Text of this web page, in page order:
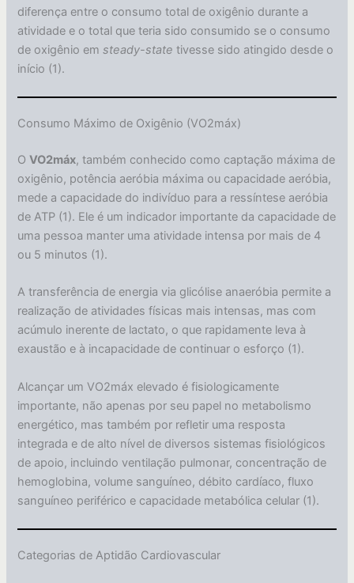
diferença entre o consumo total de oxigênio durante a
atividade e o total que teria sido consumido se o consumo
de oxigênio emsteady-state tivesse sido atingido desde o
início (1).
Consumo Máximo de Oxigênio (VO2máx)
OVO2máx, também conhecido como captação máxima de
oxigênio, potência aeróbia máxima ou capacidade aeróbia,
mede a capacidade do indivíduo para a ressíntese aeróbia
de ATP (1). Ele é um indicador importante da capacidade de
uma pessoa manter uma atividade intensa por mais de 4
ou 5 minutos (1).
A transferência de energia via glicólise anaeróbia permite a
realização de atividades físicas mais intensas, mas com
acúmulo inerente de lactato, o que rapidamente leva à
exaustão e à incapacidade de continuar o esforço (1).
Alcançar um VO2máx elevado é fisiologicamente
importante, não apenas por seu papel no metabolismo
energético, mas também por refletir uma resposta
integrada e de alto nível de diversos sistemas fisiológicos
de apoio, incluindo ventilação pulmonar, concentração de
hemoglobina, volume sanguíneo, débito cardíaco, fluxo
sanguíneo periférico e capacidade metabólica celular (1).
Categorias de Aptidão Cardiovascular